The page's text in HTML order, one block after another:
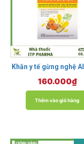
Khăn y tế gừng nghệ
160.000₫
Thêm vào giỏ hàng